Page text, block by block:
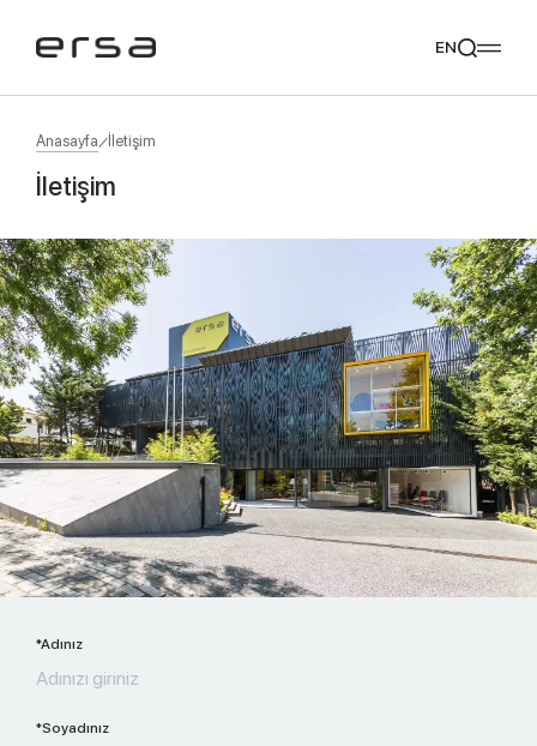
tearmeliadesmikado
Tavsiye Ediyoruz
EN
Anasayfa İletişim
İletişim
*Adınız
*Soyadınız